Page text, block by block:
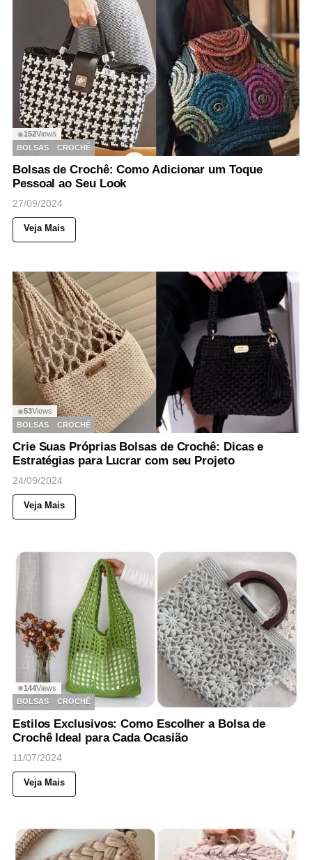
◉152Views
BOLSAS
CROCHÊ
Bolsas de Crochê: Como Adicionar um Toque
Pessoal ao Seu Look
27/09/2024
Veja Mais
◉53Views
BOLSAS
CROCHÊ
Crie Suas Próprias Bolsas de Crochê: Dicas e
Estratégias para Lucrar com seu Projeto
24/09/2024
Veja Mais
◉144Views
BOLSAS
CROCHÊ
Estilos Exclusivos: Como Escolher a Bolsa de
Crochê Ideal para Cada Ocasião
11/07/2024
Veja Mais